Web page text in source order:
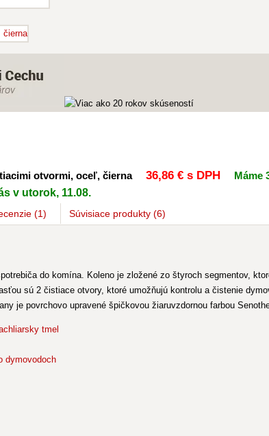
otvormi, oceľ, čierna 36,86 € s DPH Máme
v utorok, 11.08.
(1) Súvisiace produkty (6)
do komína. Koleno je zložené zo štyroch segmentov,
sú 2 čistiace otvory, ktoré umožňujú kontrolu a čistenie
je povrchovo upravené špičkovou žiaruvzdornou farbou
tmel
dymovodoch